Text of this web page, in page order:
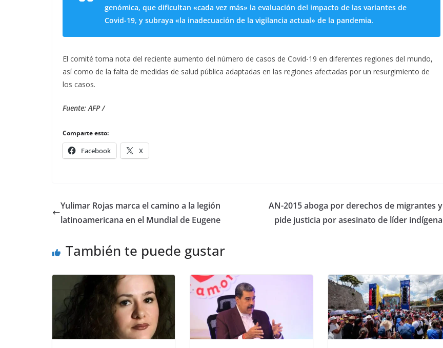
genómica, que dificultan «cada vez más» la evaluación del impacto de las variantes de
Covid-19, y subraya «la inadecuación de la vigilancia actual» de la pandemia.
El comité toma nota del reciente aumento del número de casos de Covid-19 en diferentes regiones del mundo,
así como de la falta de medidas de salud pública adaptadas en las regiones afectadas por un resurgimiento de
los casos.
Fuente: AFP /
Comparte esto:
Facebook X
Yulimar Rojas marca el camino a la legión
latinoamericana en el Mundial de Eugene
AN-2015 aboga por derechos de migrantes y
pide justicia por asesinato de líder indígena
También te puede gustar